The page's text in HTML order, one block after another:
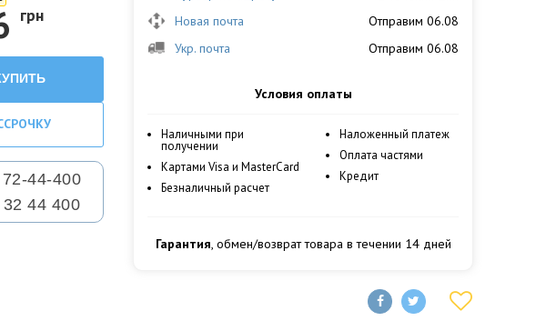
грн
44-400
44 400
Новая почта
Отправим 06.08
Укр. почта
Отправим 06.08
Условия оплаты
Наличными при
получении
Картами Visa и MasterCard
Безналичный расчет
Наложенный платеж
Оплата частями
Кредит
Гарантия, обмен/возврат товара в течении 14 дней